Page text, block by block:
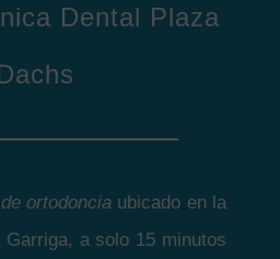
Dental Plaza
ortodoncia ubicado en la
a solo 15 minutos